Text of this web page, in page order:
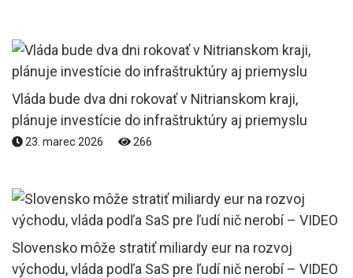
Vláda bude dva dni rokovať v Nitrianskom kraji,
plánuje investície do infraštruktúry aj priemyslu
23. marec 2026 266
Slovensko môže stratiť miliardy eur na rozvoj
východu, vláda podľa SaS pre ľudí nič nerobí – VIDEO